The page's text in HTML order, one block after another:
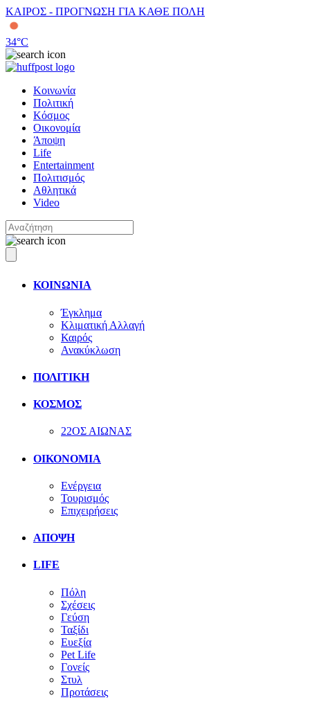
ΚΑΙΡΟΣ - ΠΡΟΓΝΩΣΗ ΓΙΑ ΚΑΘΕ ΠΟΛΗ
34°C
Κοινωνία
Πολιτική
Κόσμος
Οικονομία
Άποψη
Life
Entertainment
Πολιτισμός
Αθλητικά
Video
ΚΟΙΝΩΝΙΑ
Έγκλημα
Κλιματική Αλλαγή
Καιρός
Ανακύκλωση
ΠΟΛΙΤΙΚΗ
ΚΟΣΜΟΣ
22ΟΣ ΑΙΩΝΑΣ
ΟΙΚΟΝΟΜΙΑ
Ενέργεια
Τουρισμός
Επιχειρήσεις
ΑΠΟΨΗ
LIFE
Πόλη
Σχέσεις
Γεύση
Ταξίδι
Ευεξία
Pet Life
Γονείς
Στυλ
Προτάσεις